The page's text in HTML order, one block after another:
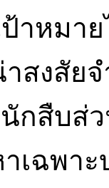
าหมา
สงสัย
กสืบส่ว
เฉพา